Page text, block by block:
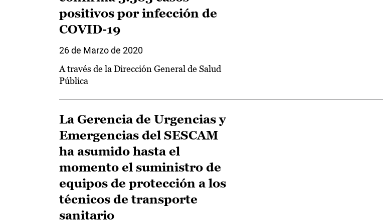
positivos por infección de
COVID-19
26 de Marzo de 2020
A través de la Dirección General de Salud
Pública
La Gerencia de Urgencias y
Emergencias del SESCAM
ha asumido hasta el
momento el suministro de
equipos de protección a los
técnicos de transporte
sanitario